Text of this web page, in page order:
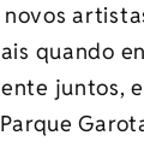
quando
juntos,